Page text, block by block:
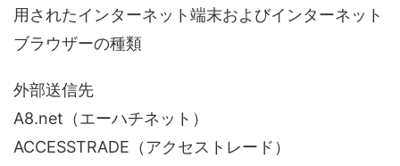
用されたインターネット端末およびインターネット
ブラウザーの種類
外部送信先
A8.net（エーハチネット）
ACCESSTRADE（アクセストレード）